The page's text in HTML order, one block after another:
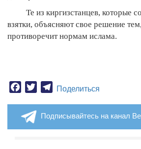
Те из киргизстанцев, которые
взятки, объясняют свое решение
противоречит нормам ислама.
Facebook
TwitterTelegram
Поделиться
Подписывайтесь на канал